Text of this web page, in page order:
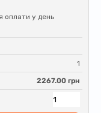
оплати у день
1
2267.00 грн